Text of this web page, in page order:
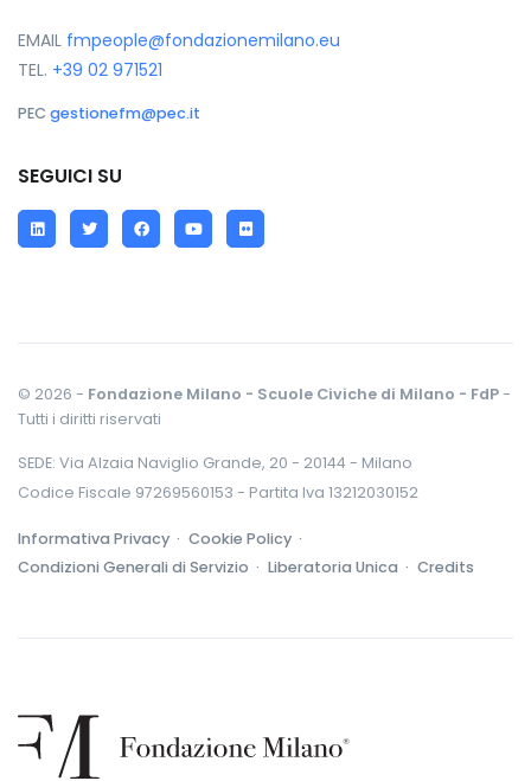
EMAIL fmpeople@fondazionemilano.eu
TEL. +39 02 971521
PEC gestionefm@pec.it
SEGUICI SU
LinkedInTwitterFacebookYouTube
Flickr
© 2026 - Fondazione Milano - Scuole Civiche di Milano - FdP-
Tutti i diritti riservati
SEDE: Via Alzaia Naviglio Grande, 20 - 20144 - Milano
Codice Fiscale 97269560153 - Partita Iva 13212030152
Informativa Privacy · Cookie Policy ·
Condizioni Generali di Servizio · Liberatoria Unica · Credits